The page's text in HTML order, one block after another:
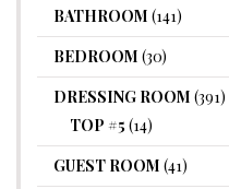
BATHROOM (141)
BEDROOM (30)
DRESSING ROOM (391)
TOP #5 (14)
GUEST ROOM (41)